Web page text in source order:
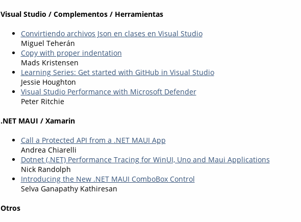
Visual Studio / Complementos / Herramientas
Convirtiendo archivos Json en clases en Visual Studio
Miguel Teherán
Copy with proper indentation
Mads Kristensen
Learning Series: Get started with GitHub in Visual Studio
Jessie Houghton
Visual Studio Performance with Microsoft Defender
Peter Ritchie
.NET MAUI / Xamarin
Call a Protected API from a .NET MAUI App
Andrea Chiarelli
Dotnet (.NET) Performance Tracing for WinUI, Uno and Maui Applications
Nick Randolph
Introducing the New .NET MAUI ComboBox Control
Selva Ganapathy Kathiresan
Otros